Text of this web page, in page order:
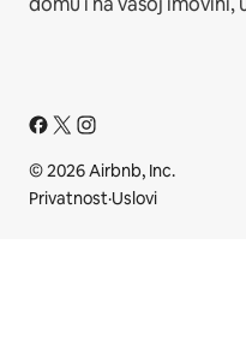
© 2026 Airbnb, Inc.
Privatnost·Uslovi